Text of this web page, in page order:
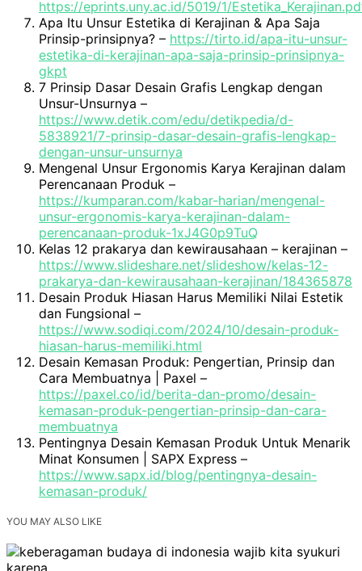
https://eprints.uny.ac.id/5019/1/
Apa Itu Unsur Estetika di Kerajinan & Apa Saja
Prinsip-prinsipnya? – https://tirto.id/apa-itu-unsur-
estetika-di-kerajinan-apa-saja-prinsip-prinsipnya-
gkpt
7 Prinsip Dasar Desain Grafis Lengkap dengan
Unsur-Unsurnya –
https://www.detik.com/edu/detikpedia/d-
5838921/7-prinsip-dasar-desain-grafis-lengkap-
dengan-unsur-unsurnya
Mengenal Unsur Ergonomis Karya Kerajinan dalam
Perencanaan Produk –
https://kumparan.com/kabar-harian/mengenal-
unsur-ergonomis-karya-kerajinan-dalam-
perencanaan-produk-1xJ4G0p9TuQ
Kelas 12 prakarya dan kewirausahaan – kerajinan –
https://www.slideshare.net/slideshow/kelas-12-
prakarya-dan-kewirausahaan-kerajinan/184365878
Desain Produk Hiasan Harus Memiliki Nilai Estetik
dan Fungsional –
https://www.sodiqi.com/2024/10/desain-produk-
hiasan-harus-memiliki.html
Desain Kemasan Produk: Pengertian, Prinsip dan
Cara Membuatnya | Paxel –
https://paxel.co/id/berita-dan-promo/desain-
kemasan-produk-pengertian-prinsip-dan-cara-
membuatnya
Pentingnya Desain Kemasan Produk Untuk Menarik
Minat Konsumen | SAPX Express –
https://www.sapx.id/blog/pentingnya-desain-
kemasan-produk/
YOU MAY ALSO LIKE